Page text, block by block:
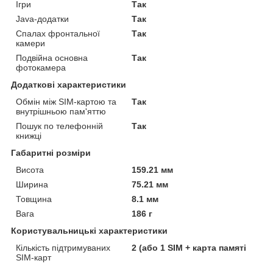
Ігри
Так
Java-додатки
Так
Спалах фронтальної
камери
Так
Подвійна основна
фотокамера
Так
Додаткові характеристики
Обмін між SIM-картою та
внутрішньою пам'яттю
Так
Пошук по телефонній
книжці
Так
Габаритні розміри
Висота
159.21 мм
Ширина
75.21 мм
Товщина
8.1 мм
Вага
186 г
Користувальницькі характеристики
Кількість підтримуваних
SIM-карт
2 (або 1 SIM + карта памяті